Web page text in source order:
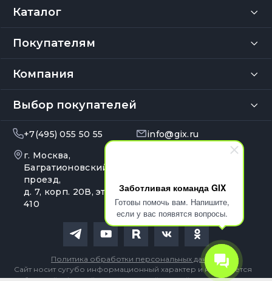
Заботливая команда GIX
Готовы помочь вам. Напишите,
если у вас появятся вопросы.
Каталог
Покупателям
Компания
Выбор покупателей
+7(495) 055 50 55
info@gix.ru
г. Москва,
Багратионовский
проезд,
д. 7, корп. 20В, эт. 4, оф.
410
Сайт носит сугубо информационный характер и не является
Политика обработки персональных данных